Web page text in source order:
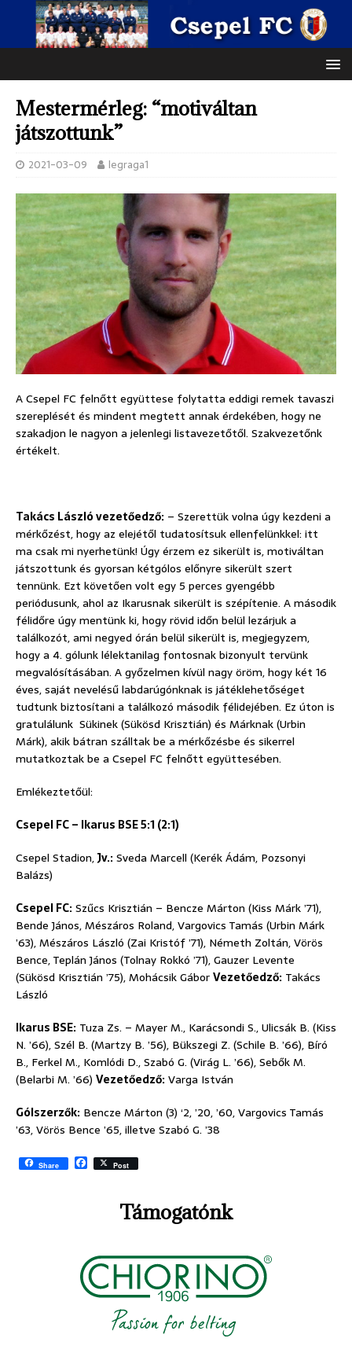
Mestermérleg: “motiváltan
játszottunk”
2021-03-09 legraga1
A Csepel FC felnőtt együttese folytatta eddigi remek tavaszi
szereplését és mindent megtett annak érdekében, hogy ne
szakadjon le nagyon a jelenlegi listavezetőtől. Szakvezetőnk
értékelt.
Takács László vezetőedző: – Szerettük volna úgy kezdeni a
mérkőzést, hogy az elejétől tudatosítsuk ellenfelünkkel: itt
ma csak mi nyerhetünk! Úgy érzem ez sikerült is, motiváltan
játszottunk és gyorsan kétgólos előnyre sikerült szert
tennünk. Ezt követően volt egy 5 perces gyengébb
periódusunk, ahol az Ikarusnak sikerült is szépítenie. A második
félidőre úgy mentünk ki, hogy rövid időn belül lezárjuk a
találkozót, ami negyed órán belül sikerült is, megjegyzem,
hogy a 4. gólunk lélektanilag fontosnak bizonyult tervünk
megvalósításában. A győzelmen kívül nagy öröm, hogy két 16
éves, saját nevelésű labdarúgónknak is játéklehetőséget
tudtunk biztosítani a találkozó második félidejében. Ez úton is
gratulálunk Sükinek (Sükösd Krisztián) és Márknak (Urbin
Márk), akik bátran szálltak be a mérkőzésbe és sikerrel
mutatkoztak be a Csepel FC felnőtt együttesében.
Emlékeztetőül:
Csepel FC – Ikarus BSE 5:1 (2:1)
Csepel Stadion,Jv.:Sveda Marcell (Kerék Ádám, Pozsonyi
Balázs)
Csepel FC:Szűcs Krisztián – Bencze Márton (Kiss Márk ’71),
Bende János, Mészáros Roland, Vargovics Tamás (Urbin Márk
’63), Mészáros László (Zai Kristóf ’71), Németh Zoltán, Vörös
Bence, Teplán János (Tolnay Rokkó ’71), Gauzer Levente
(Sükösd Krisztián ’75), Mohácsik GáborVezetőedző: Takács
László
Ikarus BSE: Tuza Zs. – Mayer M., Karácsondi S., Ulicsák B. (Kiss
N. ’66), Szél B. (Martzy B. ’56), Bükszegi Z. (Schile B. ’66), Bíró
B., Ferkel M., Komlódi D., Szabó G. (Virág L. ’66), Sebők M.
(Belarbi M. ’66) Vezetőedző:Varga István
Gólszerzők: Bencze Márton (3) ‘2, ’20, ’60, Vargovics Tamás
’63, Vörös Bence ’65, illetve Szabó G. ’38
Share F
a Post
Támogatónk